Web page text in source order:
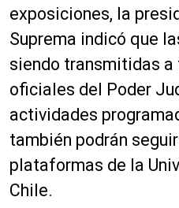
exposiciones, la
Suprema indicó que
siendo transmitidas a
oficiales del Poder
actividades
también podrán
plataformas de la
Chile.